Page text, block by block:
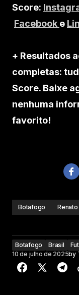
Score:
Facebook e
+ Resultados
completas:
Score. Baixe
nenhuma
favorito!
Botafogo Renato
Botafogo Brasil
10 de julho de 2025by